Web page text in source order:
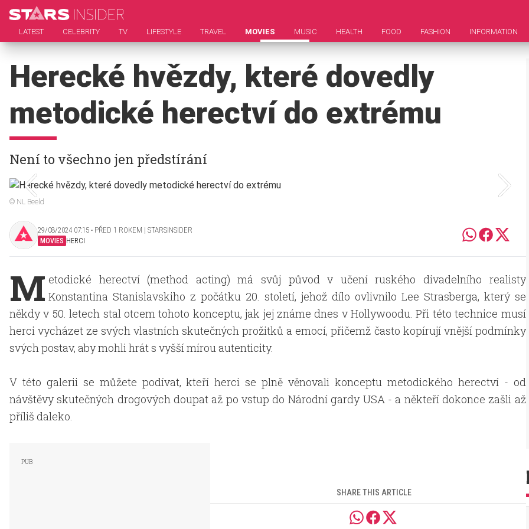
LATEST CELEBRITY TV LIFESTYLE TRAVEL MOVIES MUSIC HEALTH FOOD FASHION INFORMATION
Herecké hvězdy, které dovedly
metodické herectví do extrému
Není to všechno jen předstírání
© NL Beeld
29/08/2024 07:15 ‧ PŘED 1 ROKEM | STARSINSIDER
MOVIES HERCI
M etodické herectví (method acting) má svůj původ v učení ruského divadelního realisty
Konstantina Stanislavskiho z počátku 20. století, jehož dílo ovlivnilo Lee Strasberga, který se
někdy v 50. letech stal otcem tohoto konceptu, jak jej známe dnes v Hollywoodu. Při této technice musí
herci vycházet ze svých vlastních skutečných prožitků a emocí, přičemž často kopírují vnější podmínky
svých postav, aby mohli hrát s vyšší mírou autenticity.
V této galerii se můžete podívat, kteří herci se plně věnovali konceptu metodického herectví - od
návštěvy skutečných drogových doupat až po vstup do Národní gardy USA - a někteří dokonce zašli až
příliš daleko.
SHARE THIS ARTICLE